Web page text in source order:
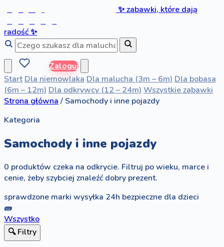
✨zabawki, które dają
radość✨
Zaloguj
Start Dla niemowlaka Dla malucha (3m – 6m) Dla bobasa
(6m – 12m) Dla odkrywcy (12 – 24m) Wszystkie zabawki
Strona główna / Samochody i inne pojazdy
Kategoria
Samochody i inne pojazdy
0 produktów czeka na odkrycie. Filtruj po wieku, marce i
cenie, żeby szybciej znaleźć dobry prezent.
sprawdzone marki wysyłka 24h bezpieczne dla dzieci
🧱
Wszystko
🔍 Filtry